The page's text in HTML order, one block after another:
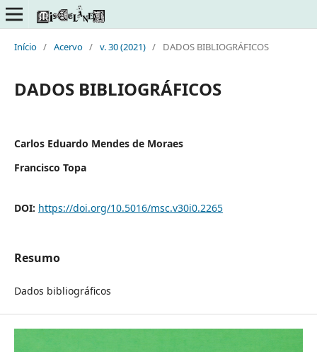
Início / Acervo / v. 30 (2021) / DADOS BIBLIOGRÁFICOS
DADOS BIBLIOGRÁFICOS
Carlos Eduardo Mendes de Moraes
Francisco Topa
DOI: https://doi.org/10.5016/msc.v30i0.2265
Resumo
Dados bibliográficos